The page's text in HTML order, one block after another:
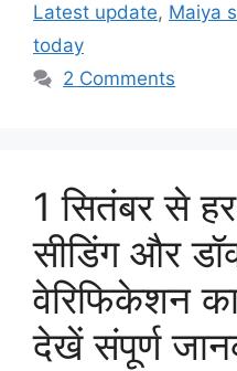
Latest update, Maiya
today
2 Comments
1 सितंबर से
सीडिंग और
वेरिफिकेशन
देखें संपूर्ण